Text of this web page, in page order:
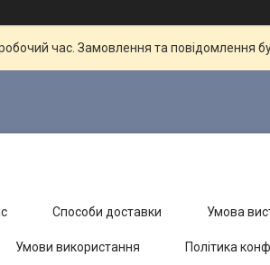
час. Замовлення та повідомлення
Способи доставки Умова
Умови використання Політика